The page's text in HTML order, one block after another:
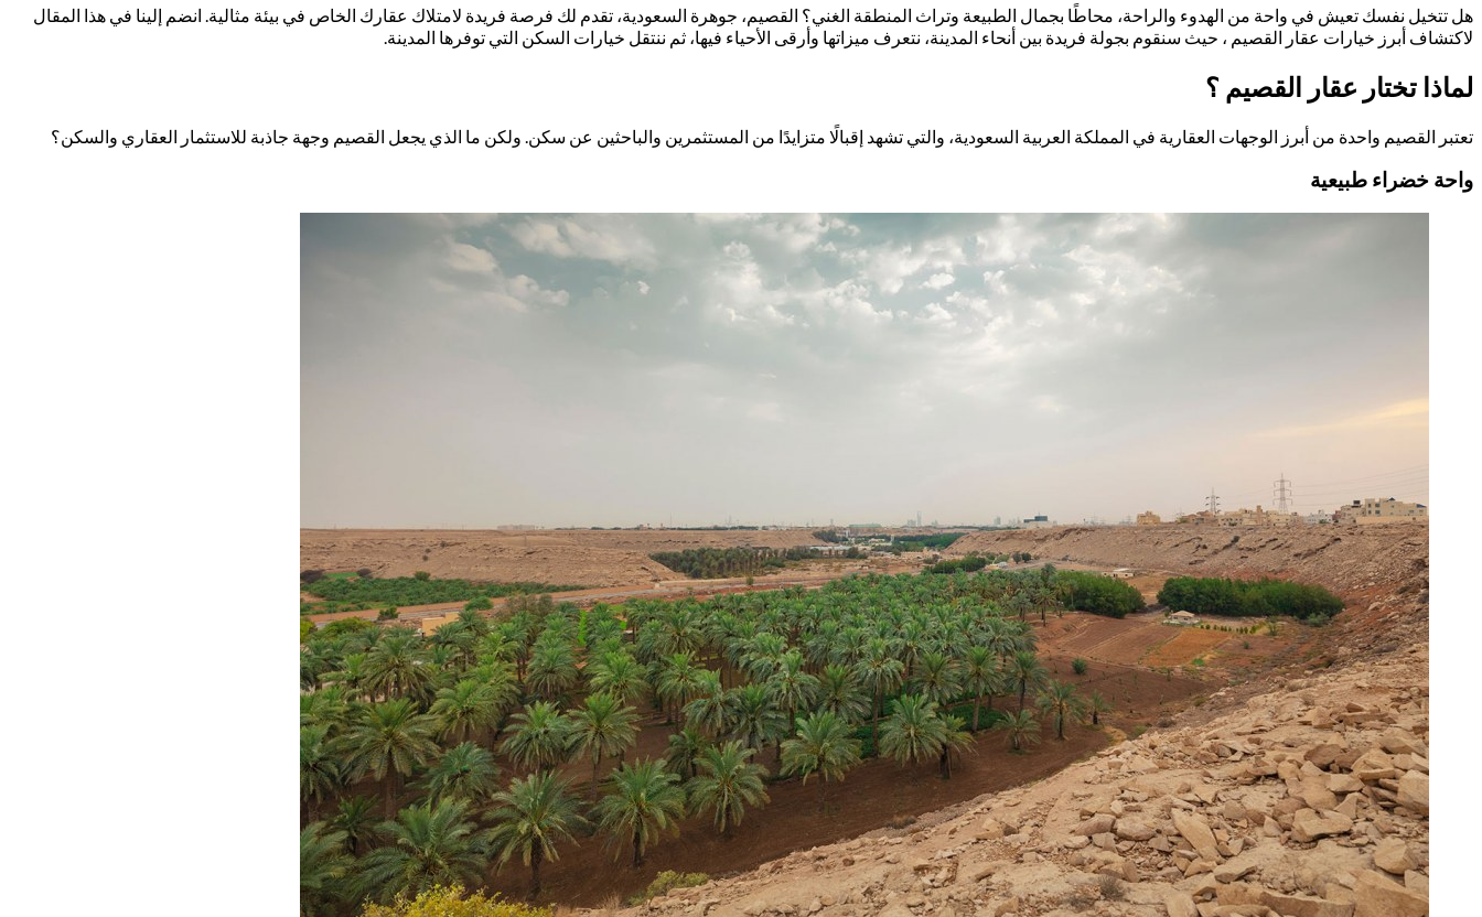
هل تتخيل نفسك تعيش في واحة من الهدوء والراحة، محاطًا بجمال الطبيعة وتراث المنطقة الغني؟ القصيم، جوهرة السعودية، تقدم لك فرصة فريدة لامتلاك عقارك الخاص في بيئة مثالية. انضم إلينا في هذا المقال
لاكتشاف أبرز خيارات عقار القصيم ، حيث سنقوم بجولة فريدة بين أنحاء المدينة، نتعرف ميزاتها وأرقى الأحياء فيها، ثم ننتقل خيارات السكن التي توفرها المدينة.
لماذا تختار عقار القصيم ؟
تعتبر القصيم واحدة من أبرز الوجهات العقارية في المملكة العربية السعودية، والتي تشهد إقبالًا متزايدًا من المستثمرين والباحثين عن سكن. ولكن ما الذي يجعل القصيم وجهة جاذبة للاستثمار العقاري والسكن؟
واحة خضراء طبيعية